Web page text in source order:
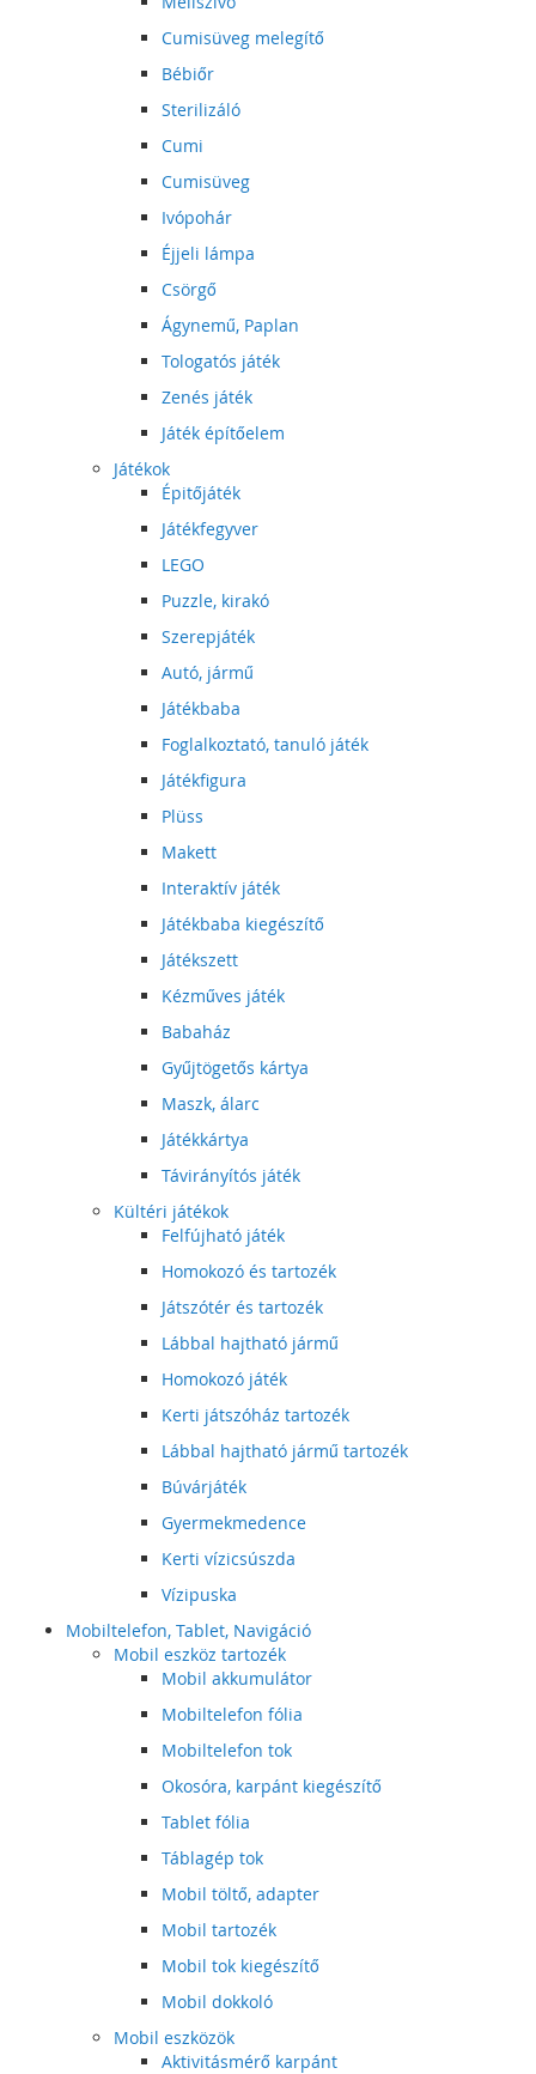
Cumisüveg melegítő
Bébiőr
Sterilizáló
Cumi
Cumisüveg
Ivópohár
Éjjeli lámpa
Csörgő
Ágynemű, Paplan
Tologatós játék
Zenés játék
Játék építőelem
Játékok
Épitőjáték
Játékfegyver
LEGO
Puzzle, kirakó
Szerepjáték
Autó, jármű
Játékbaba
Foglalkoztató, tanuló játék
Játékfigura
Plüss
Makett
Interaktív játék
Játékbaba kiegészítő
Játékszett
Kézműves játék
Babaház
Gyűjtögetős kártya
Maszk, álarc
Játékkártya
Távirányítós játék
Kültéri játékok
Felfújható játék
Homokozó és tartozék
Játszótér és tartozék
Lábbal hajtható jármű
Homokozó játék
Kerti játszóház tartozék
Lábbal hajtható jármű tartozék
Búvárjáték
Gyermekmedence
Kerti vízicsúszda
Vízipuska
Mobiltelefon, Tablet, Navigáció
Mobil eszköz tartozék
Mobil akkumulátor
Mobiltelefon fólia
Mobiltelefon tok
Okosóra, karpánt kiegészítő
Tablet fólia
Táblagép tok
Mobil töltő, adapter
Mobil tartozék
Mobil tok kiegészítő
Mobil dokkoló
Mobil eszközök
Aktivitásmérő karpánt